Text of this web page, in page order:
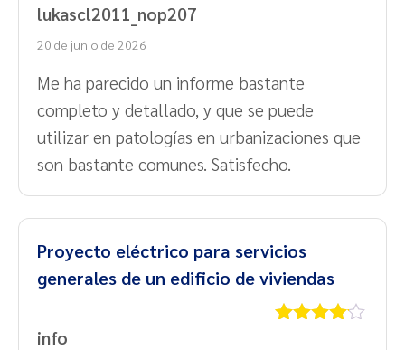
lukascl2011_nop207
20 de junio de 2026
Me ha parecido un informe bastante
completo y detallado, y que se puede
utilizar en patologías en urbanizaciones que
son bastante comunes. Satisfecho.
Proyecto eléctrico para servicios
generales de un edificio de viviendas
info